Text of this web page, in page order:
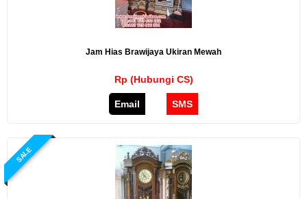
Jam Hias Brawijaya Ukiran Mewah
Rp (Hubungi CS)
Email SMS
SALE